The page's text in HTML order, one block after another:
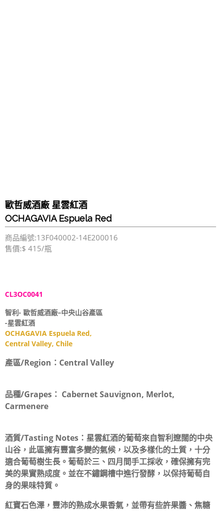
歐哲威酒廠 星雲紅酒
OCHAGAVIA Espuela Red
商品編號:13F040002-14E200016
售價:$ 415/瓶
CL3OC0041
智利- 歐哲威酒廠–中央山谷產區
-星雲紅酒
OCHAGAVIA Espuela Red,
Central Valley, Chile
產區/Region： Central Valley
品種/Grapes： Cabernet Sauvignon, Merlot,
Carmenere
酒質/Tasting Notes： 星雲紅酒的葡萄來自智利遼闊的中央
山谷，此區擁有豐富多變的氣候，以及多樣化的土質，十分
適合葡萄樹生長。葡萄於三、四月間手工採收，確保擁有完
美的果實熟成度。並在不鏽鋼槽中進行發酵，以保持葡萄自
身的果味特質。
紅寶石色澤，豐沛的熟成水果香氣，並帶有些許果醬、焦糖